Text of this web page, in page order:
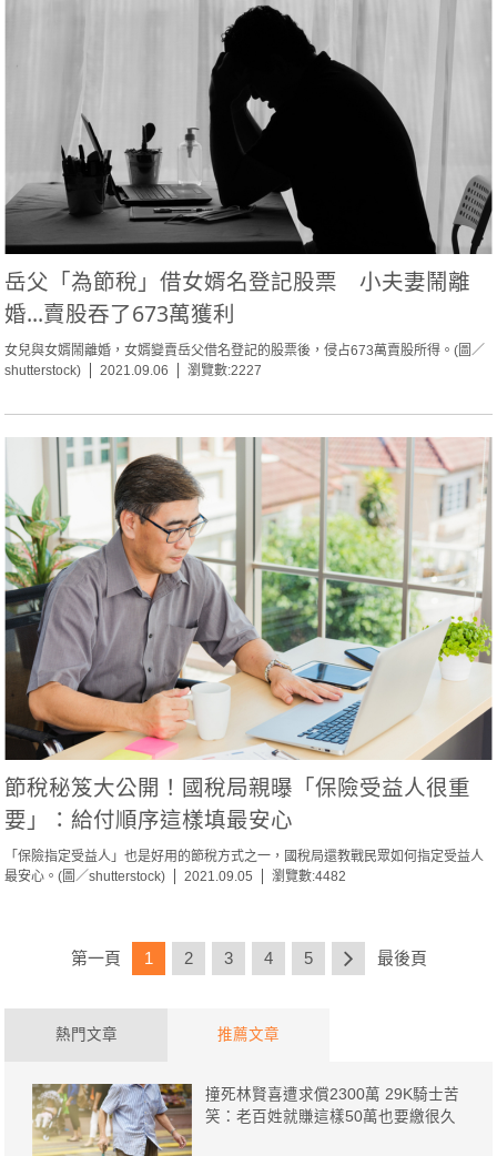
岳父「為節稅」借女婿名登記股票 小夫妻鬧離
婚...賣股吞了673萬獲利
女兒與女婿鬧離婚，女婿變賣岳父借名登記的股票後，侵占673萬賣股所得。(圖／
shutterstock)
2021.09.06 瀏覽數:2227
節稅秘笈大公開！國稅局親曝「保險受益人很重
要」：給付順序這樣填最安心
「保險指定受益人」也是好用的節稅方式之一，國稅局還教戰民眾如何指定受益人
最安心。(圖／shutterstock)
2021.09.05 瀏覽數:4482
第一頁 1 2 3 4 5 最後頁
熱門文章 推薦文章
撞死林賢喜遭求償2300萬 29K騎士苦
笑：老百姓就賺這樣50萬也要繳很久